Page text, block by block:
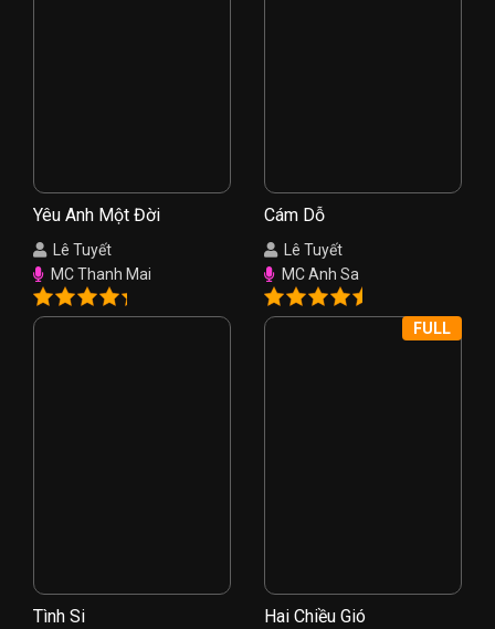
Yêu Anh Một Đời
Lê Tuyết
MC Thanh Mai
Cám Dỗ
Lê Tuyết
MC Anh Sa
Tình Si Hai Chiều Gió
FULL